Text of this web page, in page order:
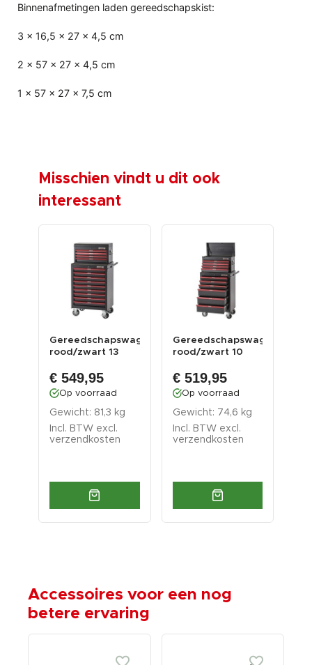
Binnenafmetingen laden gereedschapskist:
3 x 16,5 x 27 x 4,5 cm
2 x 57 x 27 x 4,5 cm
1 x 57 x 27 x 7,5 cm
Misschien vindt u dit ook
interessant
Gereedschapswagenset
rood/zwart 13
€ 549,95
Op voorraad
Gewicht: 81,3 kg
Incl. BTW excl.
verzendkosten
Gereedschapswagenset
rood/zwart 10
€ 519,95
Op voorraad
Gewicht: 74,6 kg
Incl. BTW excl.
verzendkosten
Accessoires voor een nog
betere ervaring